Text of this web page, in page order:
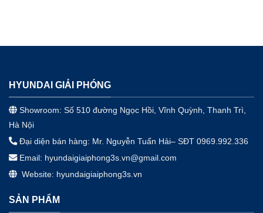
HYUNDAI GIẢI PHÓNG
Showroom: Số 510 đường Ngọc Hồi, Vĩnh Quỳnh, Thanh Trì,
Hà Nội
Đại diện bán hàng: Mr. Nguyễn Tuấn Hải– SĐT 0969.992.336
Email: hyundaigiaiphong3s.vn@gmail.com
Website: hyundaigiaiphong3s.vn
SẢN PHẨM